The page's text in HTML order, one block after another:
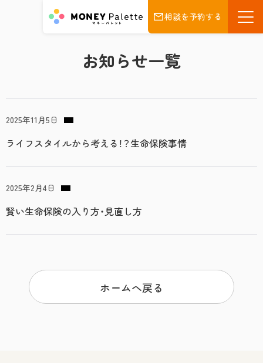
相談を予約する
お知らせ一覧
2025年11月5日
ライフスタイルから考える！？生命保険事情
2025年2月4日
賢い生命保険の入り方・見直し方
ホームへ戻る